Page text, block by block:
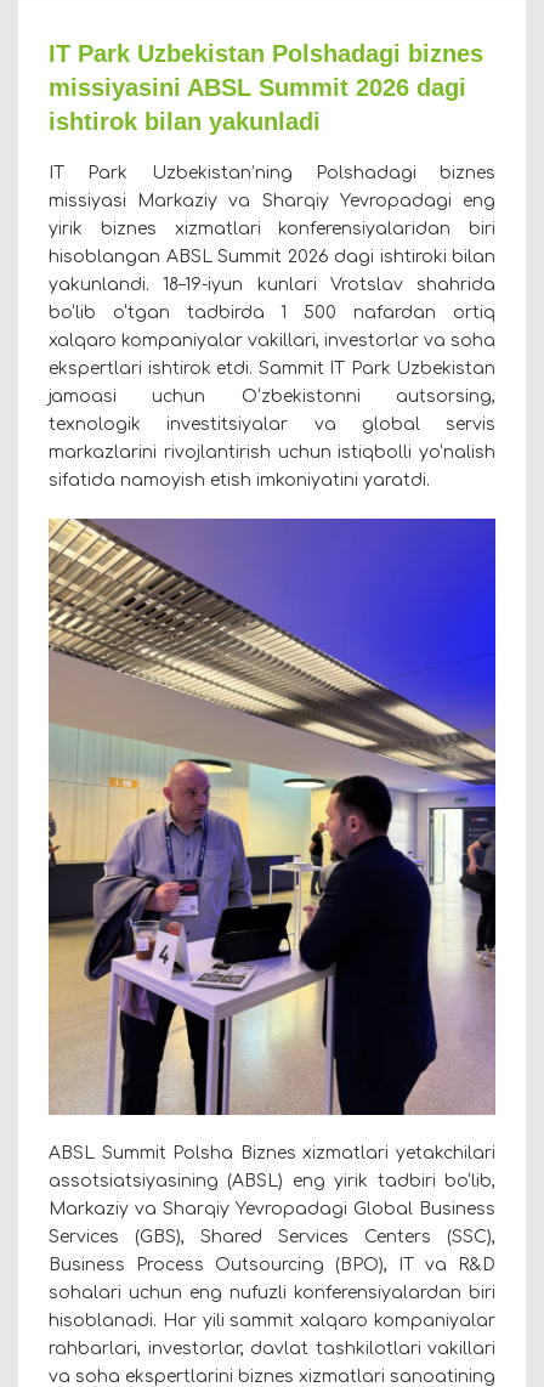
IT Park Uzbekistan Polshadagi biznes
missiyasini ABSL Summit 2026 dagi
ishtirok bilan yakunladi
IT Park Uzbekistan’ning Polshadagi biznes
missiyasi Markaziy va Sharqiy Yevropadagi eng
yirik biznes xizmatlari konferensiyalaridan biri
hisoblangan ABSL Summit 2026 dagi ishtiroki bilan
yakunlandi. 18–19-iyun kunlari Vrotslav shahrida
bo‘lib o‘tgan tadbirda 1 500 nafardan ortiq
xalqaro kompaniyalar vakillari, investorlar va soha
ekspertlari ishtirok etdi. Sammit IT Park Uzbekistan
jamoasi uchun O‘zbekistonni autsorsing,
texnologik investitsiyalar va global servis
markazlarini rivojlantirish uchun istiqbolli yo‘nalish
sifatida namoyish etish imkoniyatini yaratdi.
ABSL Summit Polsha Biznes xizmatlari yetakchilari
assotsiatsiyasining (ABSL) eng yirik tadbiri bo‘lib,
Markaziy va Sharqiy Yevropadagi Global Business
Services (GBS), Shared Services Centers (SSC),
Business Process Outsourcing (BPO), IT va R&D
sohalari uchun eng nufuzli konferensiyalardan biri
hisoblanadi. Har yili sammit xalqaro kompaniyalar
rahbarlari, investorlar, davlat tashkilotlari vakillari
va soha ekspertlarini biznes xizmatlari sanoatining